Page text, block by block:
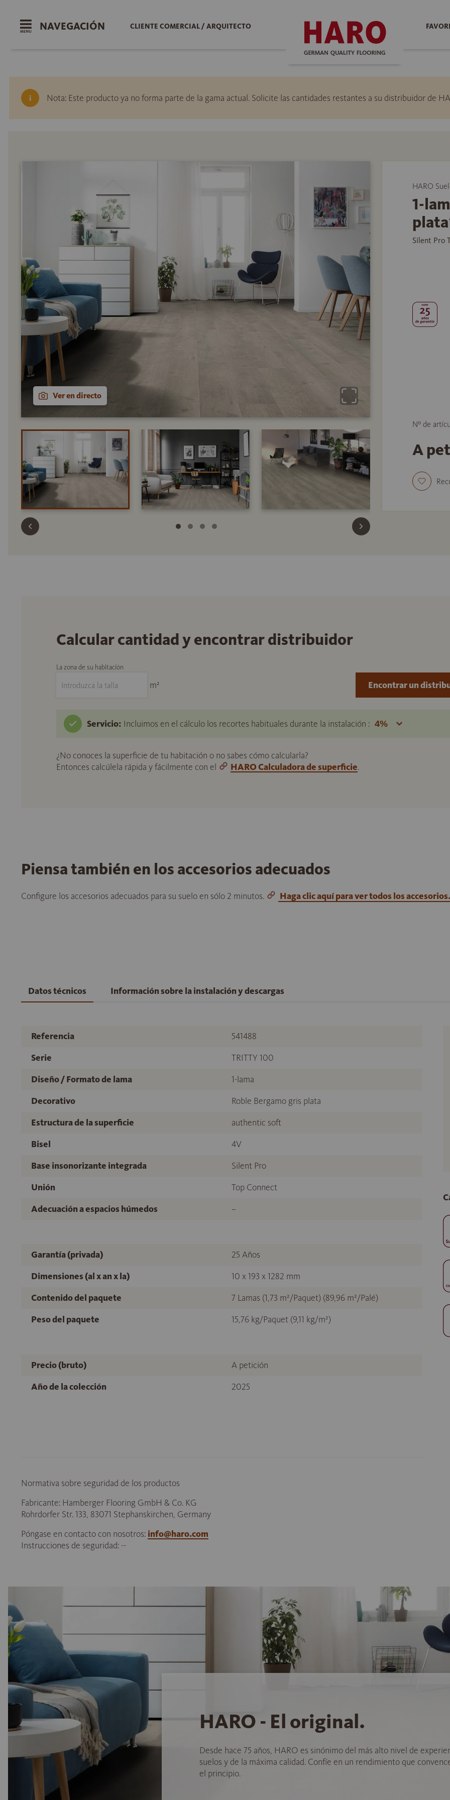
NAVEGACIÓN CLIENTE COMERCIAL / ARQUITECTO
Nota: Este producto ya no forma parte de la gama actual. Solicite las cantidades restantes a su distribuidor de
Ver en directo
HARO
1-
Silent Pro
Nº de
A
Calcular cantidad y encontrar distribuidor
La zona de su habitación
m²
Servicio: Incluimos en el cálculo los recortes habituales durante la instalación :
¿No conoces la superficie de tu habitación o no sabes cómo calcularla?
Entonces calcúlela rápida y fácilmente con el
HARO Calculadora de superficie.
Encontrar un
Piensa también en los accesorios adecuados
Configure los accesorios adecuados para su suelo en sólo 2 minutos. Haga clic aquí para ver todos los accesorios.
Datos técnicos Información sobre la instalación y descargas
Referencia
541488
Serie
TRITTY 100
Diseño / Formato de lama
1-lama
Decorativo
Roble Bergamo gris plata
Estructura de la superficie
authentic soft
Bisel
4V
Base insonorizante integrada
Silent Pro
Unión
Top Connect
Adecuación a espacios húmedos
–
Garantía (privada)
25 Años
Dimensiones (al x an x la)
10 x 193 x 1282 mm
Contenido del paquete
7 Lamas (1,73 m²/Paquet) (89,96 m²/Palé)
Peso del paquete
15,76 kg/Paquet (9,11 kg/m²)
Precio (bruto)
A petición
Año de la colección
2025
Normativa sobre seguridad de los productos
Fabricante: Hamberger Flooring GmbH & Co. KG
Rohrdorfer Str. 133, 83071 Stephanskirchen, Germany
Póngase en contacto con nosotros: info@haro.com
Instrucciones de seguridad: --
HARO - El original.
Desde hace 75 años, HARO es sinónimo del más alto nivel de
suelos y de la máxima calidad. Confíe en un rendimiento que
el principio.